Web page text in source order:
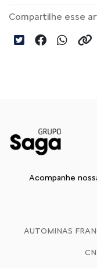
Compartilhe esse
Acompanhe
AUTOMINAS